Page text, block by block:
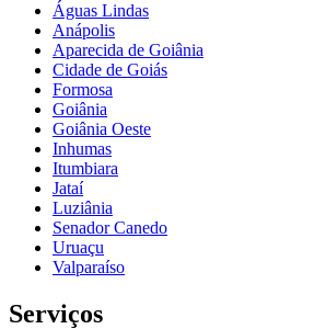
Águas Lindas
Anápolis
Aparecida de Goiânia
Cidade de Goiás
Formosa
Goiânia
Goiânia Oeste
Inhumas
Itumbiara
Jataí
Luziânia
Senador Canedo
Uruaçu
Valparaíso
Serviços